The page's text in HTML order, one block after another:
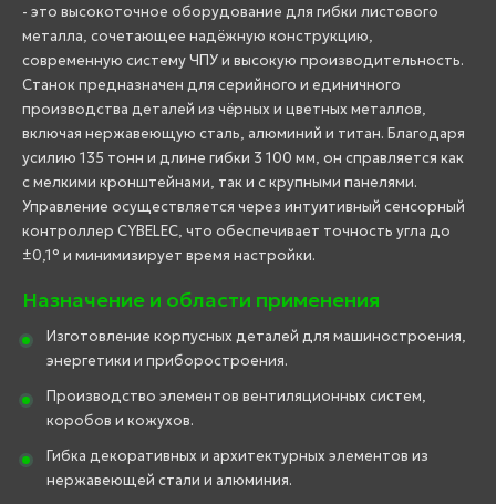
- это высокоточное оборудование для гибки листового
металла, сочетающее надёжную конструкцию,
современную систему ЧПУ и высокую производительность.
Станок предназначен для серийного и единичного
производства деталей из чёрных и цветных металлов,
включая нержавеющую сталь, алюминий и титан. Благодаря
усилию 135 тонн и длине гибки 3 100 мм, он справляется как
с мелкими кронштейнами, так и с крупными панелями.
Управление осуществляется через интуитивный сенсорный
контроллер CYBELEC, что обеспечивает точность угла до
±0,1° и минимизирует время настройки.
Назначение и области применения
Изготовление корпусных деталей для машиностроения,
энергетики и приборостроения.
Производство элементов вентиляционных систем,
коробов и кожухов.
Гибка декоративных и архитектурных элементов из
нержавеющей стали и алюминия.